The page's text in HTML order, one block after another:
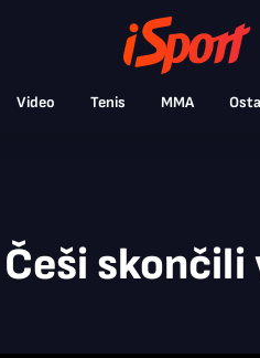
Video Tenis MMA
Češi